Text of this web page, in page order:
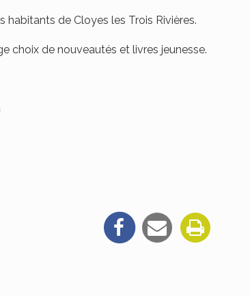
de Cloyes les Trois Rivières.
choix de nouveautés et livres jeunesse.